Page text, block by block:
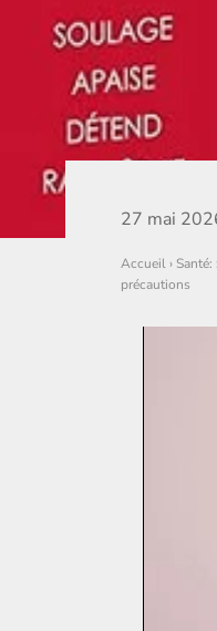
27 mai
Accueil›
précautions